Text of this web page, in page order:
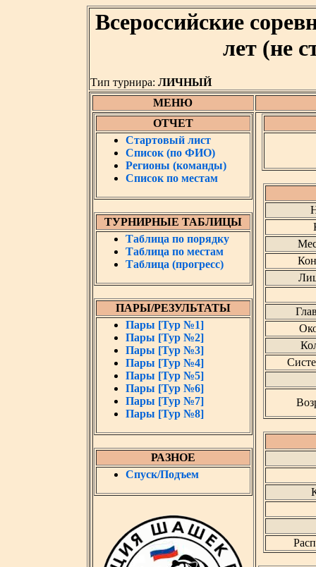
Всероссийские
лет (не
Тип турнира: ЛИЧНЫЙ
МЕНЮ
ОТЧЕТ
Стартовый лист
Список (по ФИО)
Регионы (команды)
Список по местам
ТУРНИРНЫЕ ТАБЛИЦЫ
Таблица по порядку
Таблица по местам
Таблица (прогресс)
ПАРЫ/РЕЗУЛЬТАТЫ
Пары [Тур №1]
Пары [Тур №2]
Пары [Тур №3]
Пары [Тур №4]
Пары [Тур №5]
Пары [Тур №6]
Пары [Тур №7]
Пары [Тур №8]
РАЗНОЕ
Спуск/Подъем